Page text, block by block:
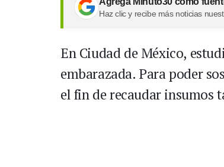
Haz clic y recibe más noticias
En Ciudad de México,
embarazada. Para poder
el fin de recaudar insumos